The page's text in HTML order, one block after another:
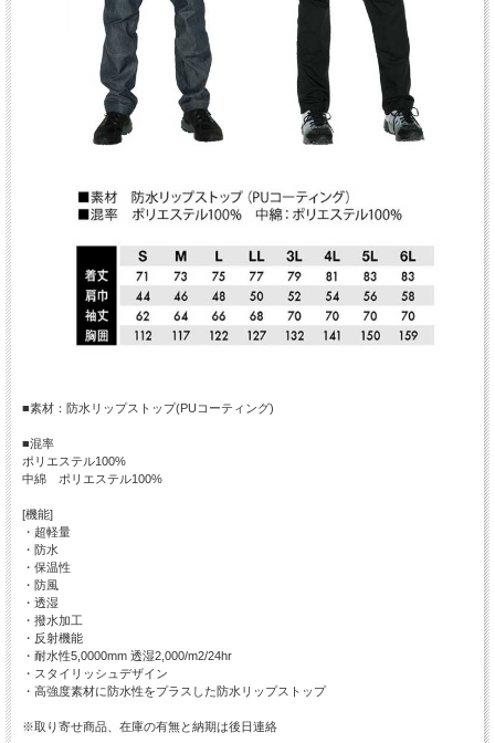
■素材：防水リップストップ(PUコーティング)
■混率
ポリエステル100%
中綿 ポリエステル100%
[機能]
・超軽量
・防水
・保温性
・防風
・透湿
・撥水加工
・反射機能
・耐水性5,0000mm 透湿2,000/m2/24hr
・スタイリッシュデザイン
・高強度素材に防水性をプラスした防水リップストップ
※取り寄せ商品、在庫の有無と納期は後日連絡